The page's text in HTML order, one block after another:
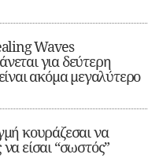
Waves
για δεύτερη
ακόμα μεγαλύτερο
κουράζεσαι να
είσαι “σωστός”